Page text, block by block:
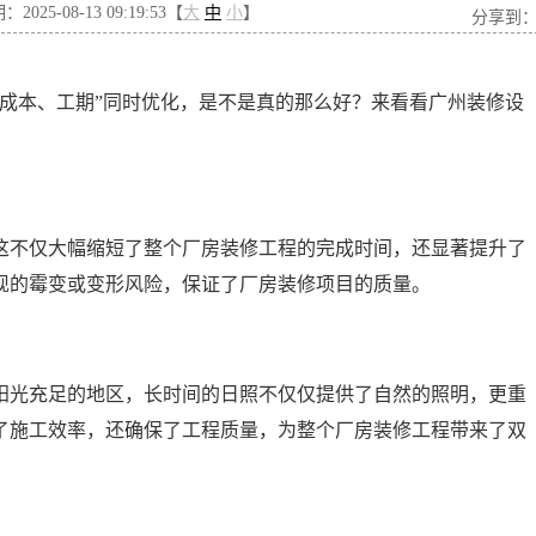
2025-08-13 09:19:53【大 中 小】 分享到
本、工期”同时优化，是不是真的那么好？来看看广州装修设
仅大幅缩短了整个厂房装修工程的完成时间，还显著提升了
霉变或变形风险，保证了厂房装修项目的质量。
光充足的地区，长时间的日照不仅仅提供了自然的照明，更重
工效率，还确保了工程质量，为整个厂房装修工程带来了双